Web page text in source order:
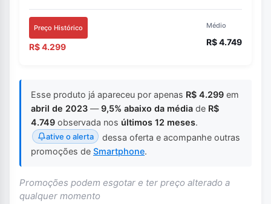
Preço Histórico
R$ 4.299
Médio
R$ 4.749
Esse produto já apareceu por apenas R$ 4.299 em
abril de 2023 —9,5% abaixo da média de R$
4.749 observada nos últimos 12 meses.
ative o alerta
dessa oferta e acompanhe outras
promoções de Smartphone.
Promoções podem esgotar e ter preço alterado a
qualquer momento